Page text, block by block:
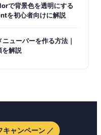
で背景色を透明にする
を初心者向けに解説
ューバーを作る方法｜
を解説
ャンペーン ／